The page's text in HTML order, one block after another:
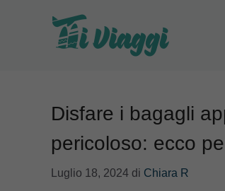
Disfare i bagagli
pericoloso: ecco
Luglio 18, 2024 di Chiara R